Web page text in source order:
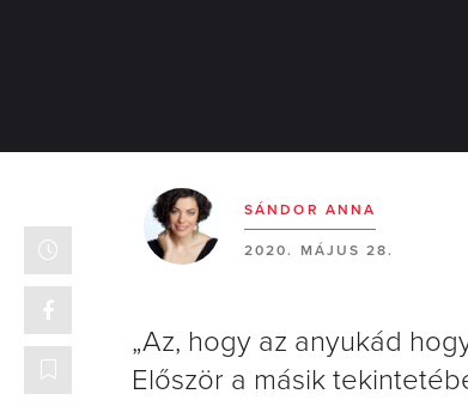
SÁNDOR ANNA
2020. MÁJUS 28.
„Az, hogy az anyukád
Először a másik